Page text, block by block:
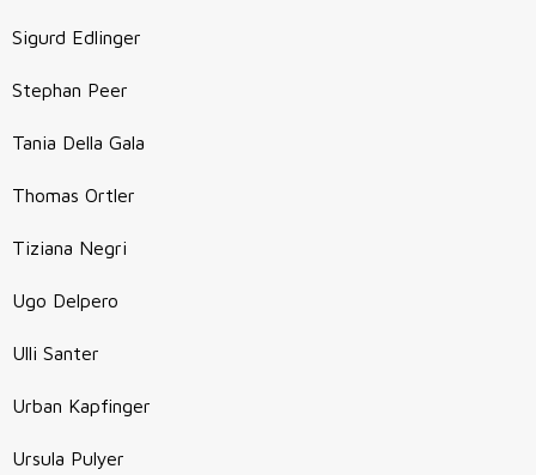
Sigurd Edlinger
Stephan Peer
Tania Della Gala
Thomas Ortler
Tiziana Negri
Ugo Delpero
Ulli Santer
Urban Kapfinger
Ursula Pulyer